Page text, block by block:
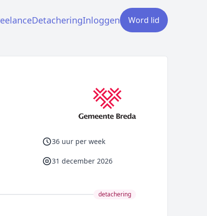
DetacheringInloggen Word lid
36 uur per week
31 december 2026
detachering